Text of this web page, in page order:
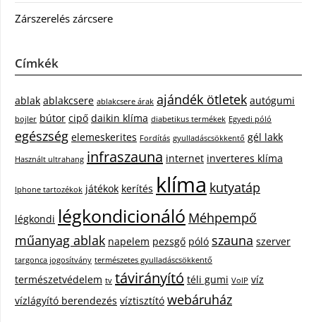
Zárszerelés zárcsere
Címkék
ablak ablakcsere ablakcsere árak ajándék ötletek autógumi
bojler bútor cipő daikin klíma diabetikus termékek Egyedi póló
egészség elemeskerites Fordítás gyulladáscsökkentő gél lakk
Használt ultrahang infraszauna internet inverteres klíma
Iphone tartozékok játékok kerítés klíma kutyatáp
légkondi légkondicionáló Méhpempő
műanyag ablak napelem pezsgő póló szauna szerver
targonca jogosítvány természetes gyulladáscsökkentő
természetvédelem tv távirányító téli gumi VoIP víz
vízlágyító berendezés víztisztító webáruház